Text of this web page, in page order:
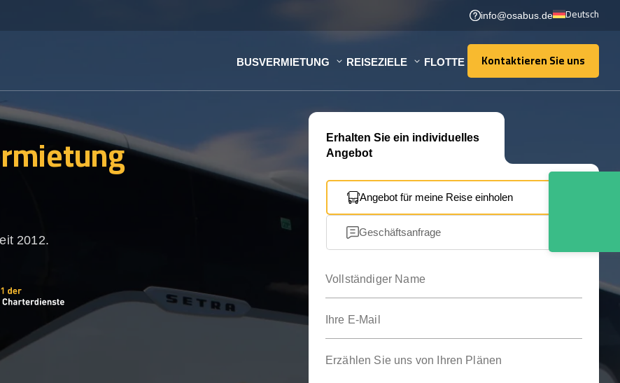
info@osabus.de Deutsch
BUSVERMIETUNG REISEZIELE FLOTTE Kontaktieren Sie uns
Kontaktieren Sie uns
2012.
Erhalten Sie ein individuelles
Angebot
Angebot für meine Reise einholen
Geschäftsanfrage